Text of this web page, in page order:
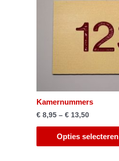
Kamernummers
€ 8,95 – € 13,50
Opties selecteren